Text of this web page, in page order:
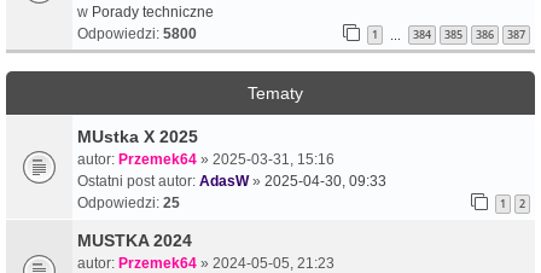
w Porady techniczne
Odpowiedzi: 5800 1 384 385 386 387
Tematy
MUstka X 2025
autor: Przemek64 » 2025-03-31, 15:16
Ostatni post autor: AdasW» 2025-04-30, 09:33
Odpowiedzi: 25 1 2
MUSTKA 2024
autor: Przemek64 » 2024-05-05, 21:23